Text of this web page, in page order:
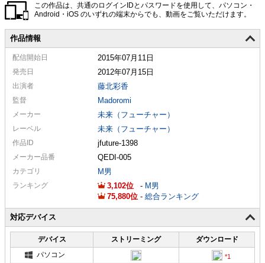
この作品は、共通のログインIDとパスワードを使用して、パソコン・
Android・iOS のいずれの端末からでも、動画をご覧いただけます。
作品情報
配信開始日 2015年07月11日
発売日 2012年07月15日
出演者 藤北彩香
監督 Madoromi
メーカー 未来（フューチャー）
レーベル 未来（フューチャー）
作品ID jfuture-1398
メーカー品番 QEDI-005
カテゴリ M男
ランキング 3,102 - M男
75,880
- 総合ランキング
対応デバイス
デバイス ストリーミング
ダウンロード
パソコン